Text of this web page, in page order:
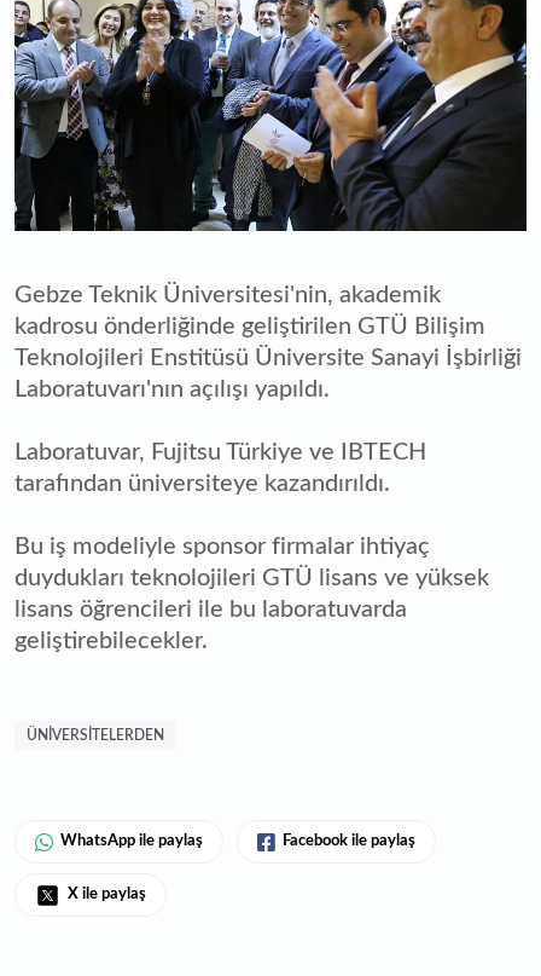
Gebze Teknik Üniversitesi'nin, akademik
kadrosu önderliğinde geliştirilen GTÜ Bilişim
Teknolojileri Enstitüsü Üniversite Sanayi İşbirliği
Laboratuvarı'nın açılışı yapıldı.
Laboratuvar, Fujitsu Türkiye ve IBTECH
tarafından üniversiteye kazandırıldı.
Bu iş modeliyle sponsor firmalar ihtiyaç
duydukları teknolojileri GTÜ lisans ve yüksek
lisans öğrencileri ile bu laboratuvarda
geliştirebilecekler.
ÜNIVERSITELERDEN
WhatsApp ile paylaş Facebook ile paylaş
X ile paylaş